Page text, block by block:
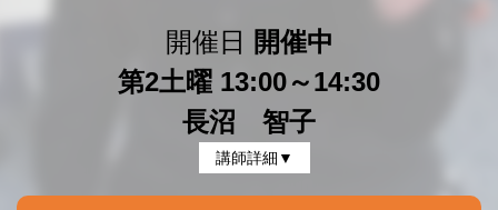
開催日
開催中
第2土曜 13:00～14:30
長沼 智子
講師詳細▼